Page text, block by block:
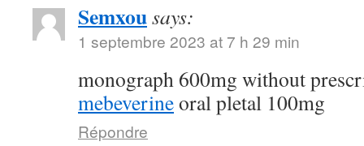
Semxousays:
1 septembre 2023 at 7 h 29 min
monograph 600mg without
mebeverineoral pletal 100mg
Répondre